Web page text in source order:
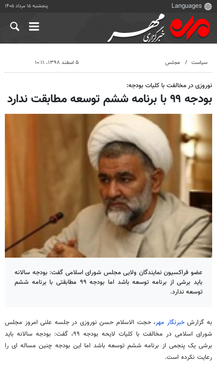
پنجشنبه ۱۵ مرداد ۱۴۰۵
سیاست مجلس ۵ اسفند ۱۳۹۸، ۱۰:۱۱
نوروزی در مخالفت با کلیات بودجه:
بودجه ۹۹ با برنامه ششم توسعه مطابقت ندارد
عضو فراکسیون نمایندگان ولایی مجلس شورای اسلامی گفت: بودجه سالانه
باید برشی از برنامه توسعه باشد اما بودجه ۹۹ مطابقتی با برنامه ششم
توسعه ندارد.
به گزارشخبرنگار مهر، حجت الاسلام حسن نوروزی در جلسه علنی امروز مجلس
شورای اسلامی در مخالفت با کلیات لایحه بودجه ۹۹، گفت: بودجه سالانه باید
برشی یک پنجمی از برنامه ششم توسعه باشد اما این بودجه چنین مساله ای را
رعایت نکرده است.